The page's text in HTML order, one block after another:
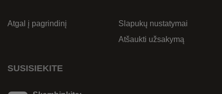
Atgal į pagrindinį
Slapukų nustatymai
Atšaukti užsakymą
SUSISIEKITE